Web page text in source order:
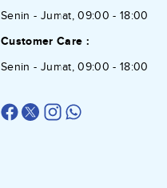
Senin - Jumat, 09:00 - 18:00
Customer Care :
Senin - Jumat, 09:00 - 18:00